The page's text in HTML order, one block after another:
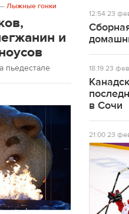
Лыжные гонки
и
пьедестале
12:5423
18:1923
в Сочи
21:0023